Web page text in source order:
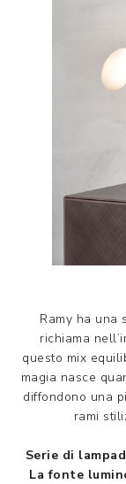
Ramy ha una
richiama
questo mix
magia nasce
diffondono una
rami
Serie di
La fonte